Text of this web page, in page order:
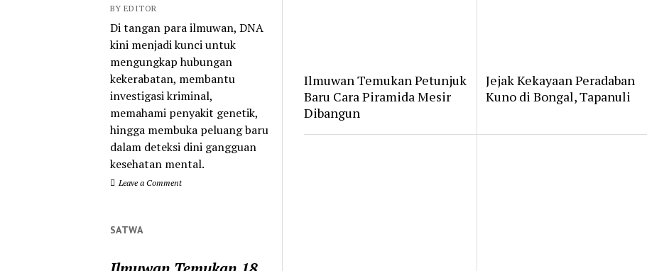
BY EDITOR
Di tangan para ilmuwan, DNA
kini menjadi kunci untuk
mengungkap hubungan
kekerabatan, membantu
investigasi kriminal,
memahami penyakit genetik,
hingga membuka peluang baru
dalam deteksi dini gangguan
kesehatan mental.
Leave a Comment
SATWA
Ilmuwan Temukan Petunjuk
Baru Cara Piramida Mesir
Dibangun
Jejak Kekayaan Peradaban
Kuno di Bongal, Tapanuli